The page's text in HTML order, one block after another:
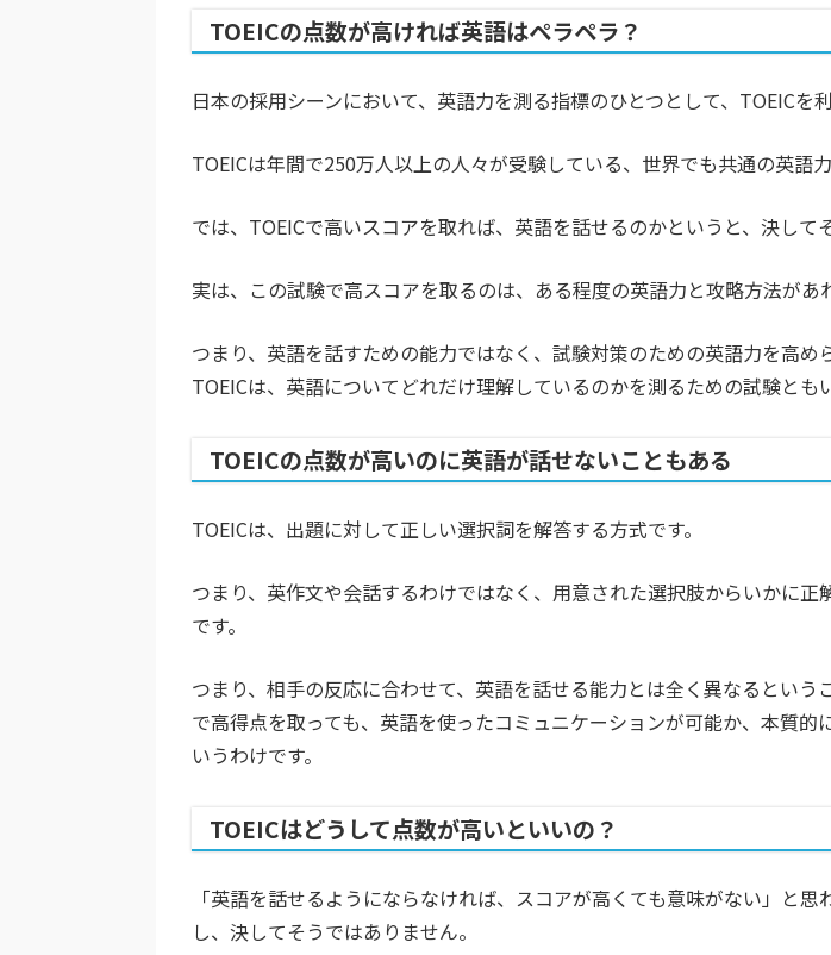
TOEICの点数が高ければ英語はペラペラ？
日本の採用シーンにおいて、英語力を測る指標のひとつとして、TOEICを
TOEICは年間で250万人以上の人々が受験している、世界でも共通の英語力
では、TOEICで高いスコアを取れば、英語を話せるのかというと、決して
実は、この試験で高スコアを取るのは、ある程度の英語力と攻略方法があ
つまり、英語を話すための能力ではなく、試験対策のための英語力を高め
TOEICは、英語についてどれだけ理解しているのかを測るための試験とも
TOEICの点数が高いのに英語が話せないこともある
TOEICは、出題に対して正しい選択詞を解答する方式です。
つまり、英作文や会話するわけではなく、用意された選択肢からいかに正
です。
つまり、相手の反応に合わせて、英語を話せる能力とは全く異なるという
で高得点を取っても、英語を使ったコミュニケーションが可能か、本質的
いうわけです。
TOEICはどうして点数が高いといいの？
「英語を話せるようにならなければ、スコアが高くても意味がない」と
し、決してそうではありません。